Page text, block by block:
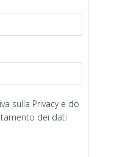
sulla Privacy e do
dei dati